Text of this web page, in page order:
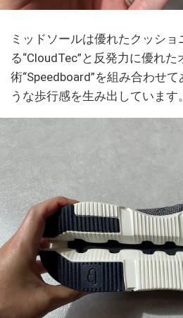
ミッドソールは優れたクッショ
る“CloudTec”と反発力に優れた
術“Speedboard”を組み合わせ
うな歩行感を生み出しています。